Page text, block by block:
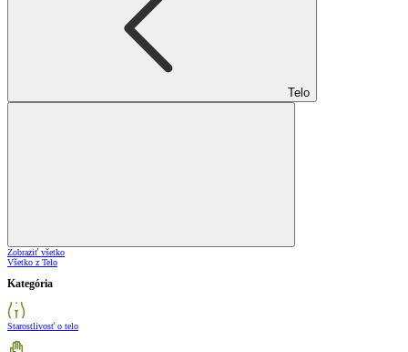
Telo
Zobraziť všetko
Všetko z Telo
Kategória
Starostlivosť o telo